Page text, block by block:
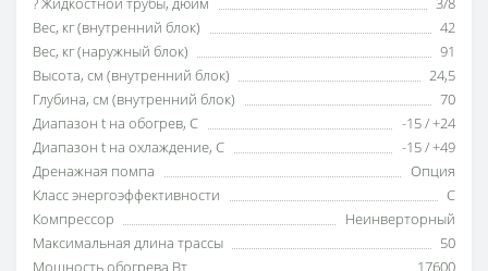
Вес, кг (внутренний блок)
42
Вес, кг (наружный блок)
91
Высота, см (внутренний блок)
24,5
Глубина, см (внутренний блок)
70
Диапазон t на обогрев, С
-15 / +24
Диапазон t на охлаждение, С
-15 / +49
Дренажная помпа
Опция
Класс энергоэффективности
С
Компрессор
Неинверторный
Максимальная длина трассы
50
Мощность обогрева Вт
17600